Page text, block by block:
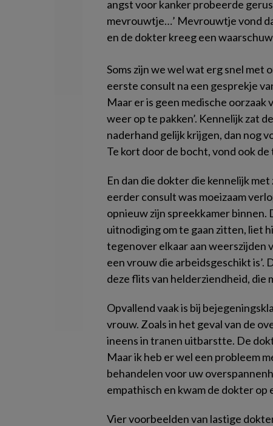
angst voor kanker probeerde
mevrouwtje…’ Mevrouwtje vond
en de dokter kreeg een
Soms zijn we wel wat erg snel met
eerste consult na een gesprekje
Maar er is geen medische oorzaak
weer op te pakken’. Kennelijk zat
naderhand gelijk krijgen, dan nog
Te kort door de bocht, vond ook
En dan die dokter die kennelijk
eerder consult was moeizaam
opnieuw zijn spreekkamer
uitnodiging om te gaan zitten, liet
tegenover elkaar aan weerszijden
een vrouw die arbeidsgeschikt
deze flits van helderziendheid, die
Opvallend vaak is bij
vrouw. Zoals in het geval van de
ineens in tranen uitbarstte. De
Maar ik heb er wel een probleem
behandelen voor uw
empathisch en kwam de dokter op
Vier voorbeelden van lastige